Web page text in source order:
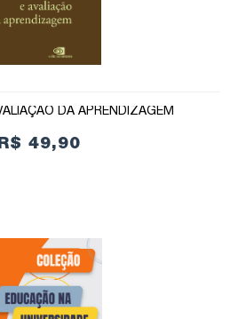
DA APRENDIZAGEM
R$ 49,90